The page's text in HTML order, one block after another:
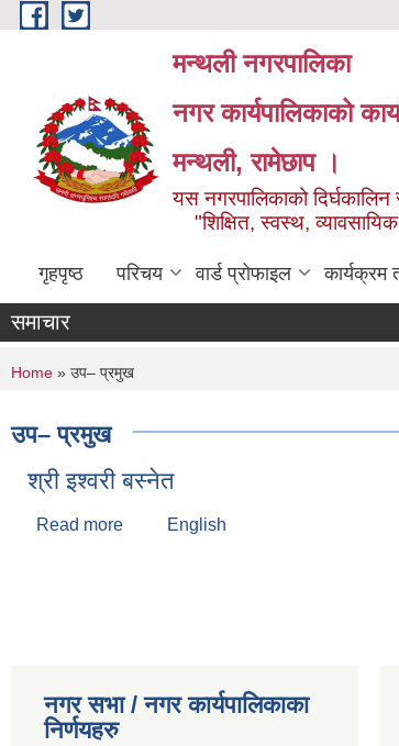
Skip to main content
मन्थली नगरपालिका
नगर कार्यपालिकाको
मन्थली, रामेछाप ।
यस नगरपालिकाको
"शिक्षित, स्वस्थ,
गृहपृष्ठ परिचय वार्ड प्रोफाइल कार्यक्रम
समाचार
You are here
Home » उप– प्रमुख
उप– प्रमुख
श्री इश्वरी बस्नेत
Read more about श्री इश्वरी बस्नेत
English
नगर सभा / नगर कार्यपालिकाका
निर्णयहरु